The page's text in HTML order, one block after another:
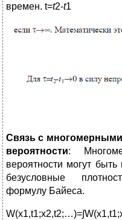
времен. t=t2-t1
Связь с
вероятности:
вероятности могут
безусловные
формулу Байеса.